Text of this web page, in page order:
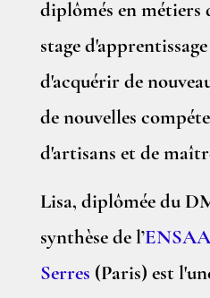
diplômés en métiers
stage
d'acquérir de
de nouvelles
d'artisans et de
Lisa, diplômée du
synthèse de l’
Serres (Paris) est